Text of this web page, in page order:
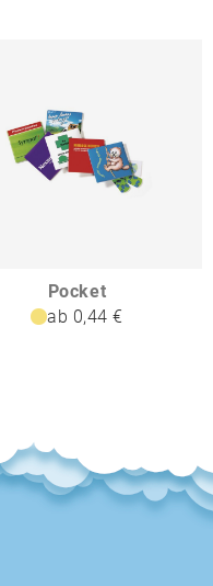
Pocket
ab 0,44 €